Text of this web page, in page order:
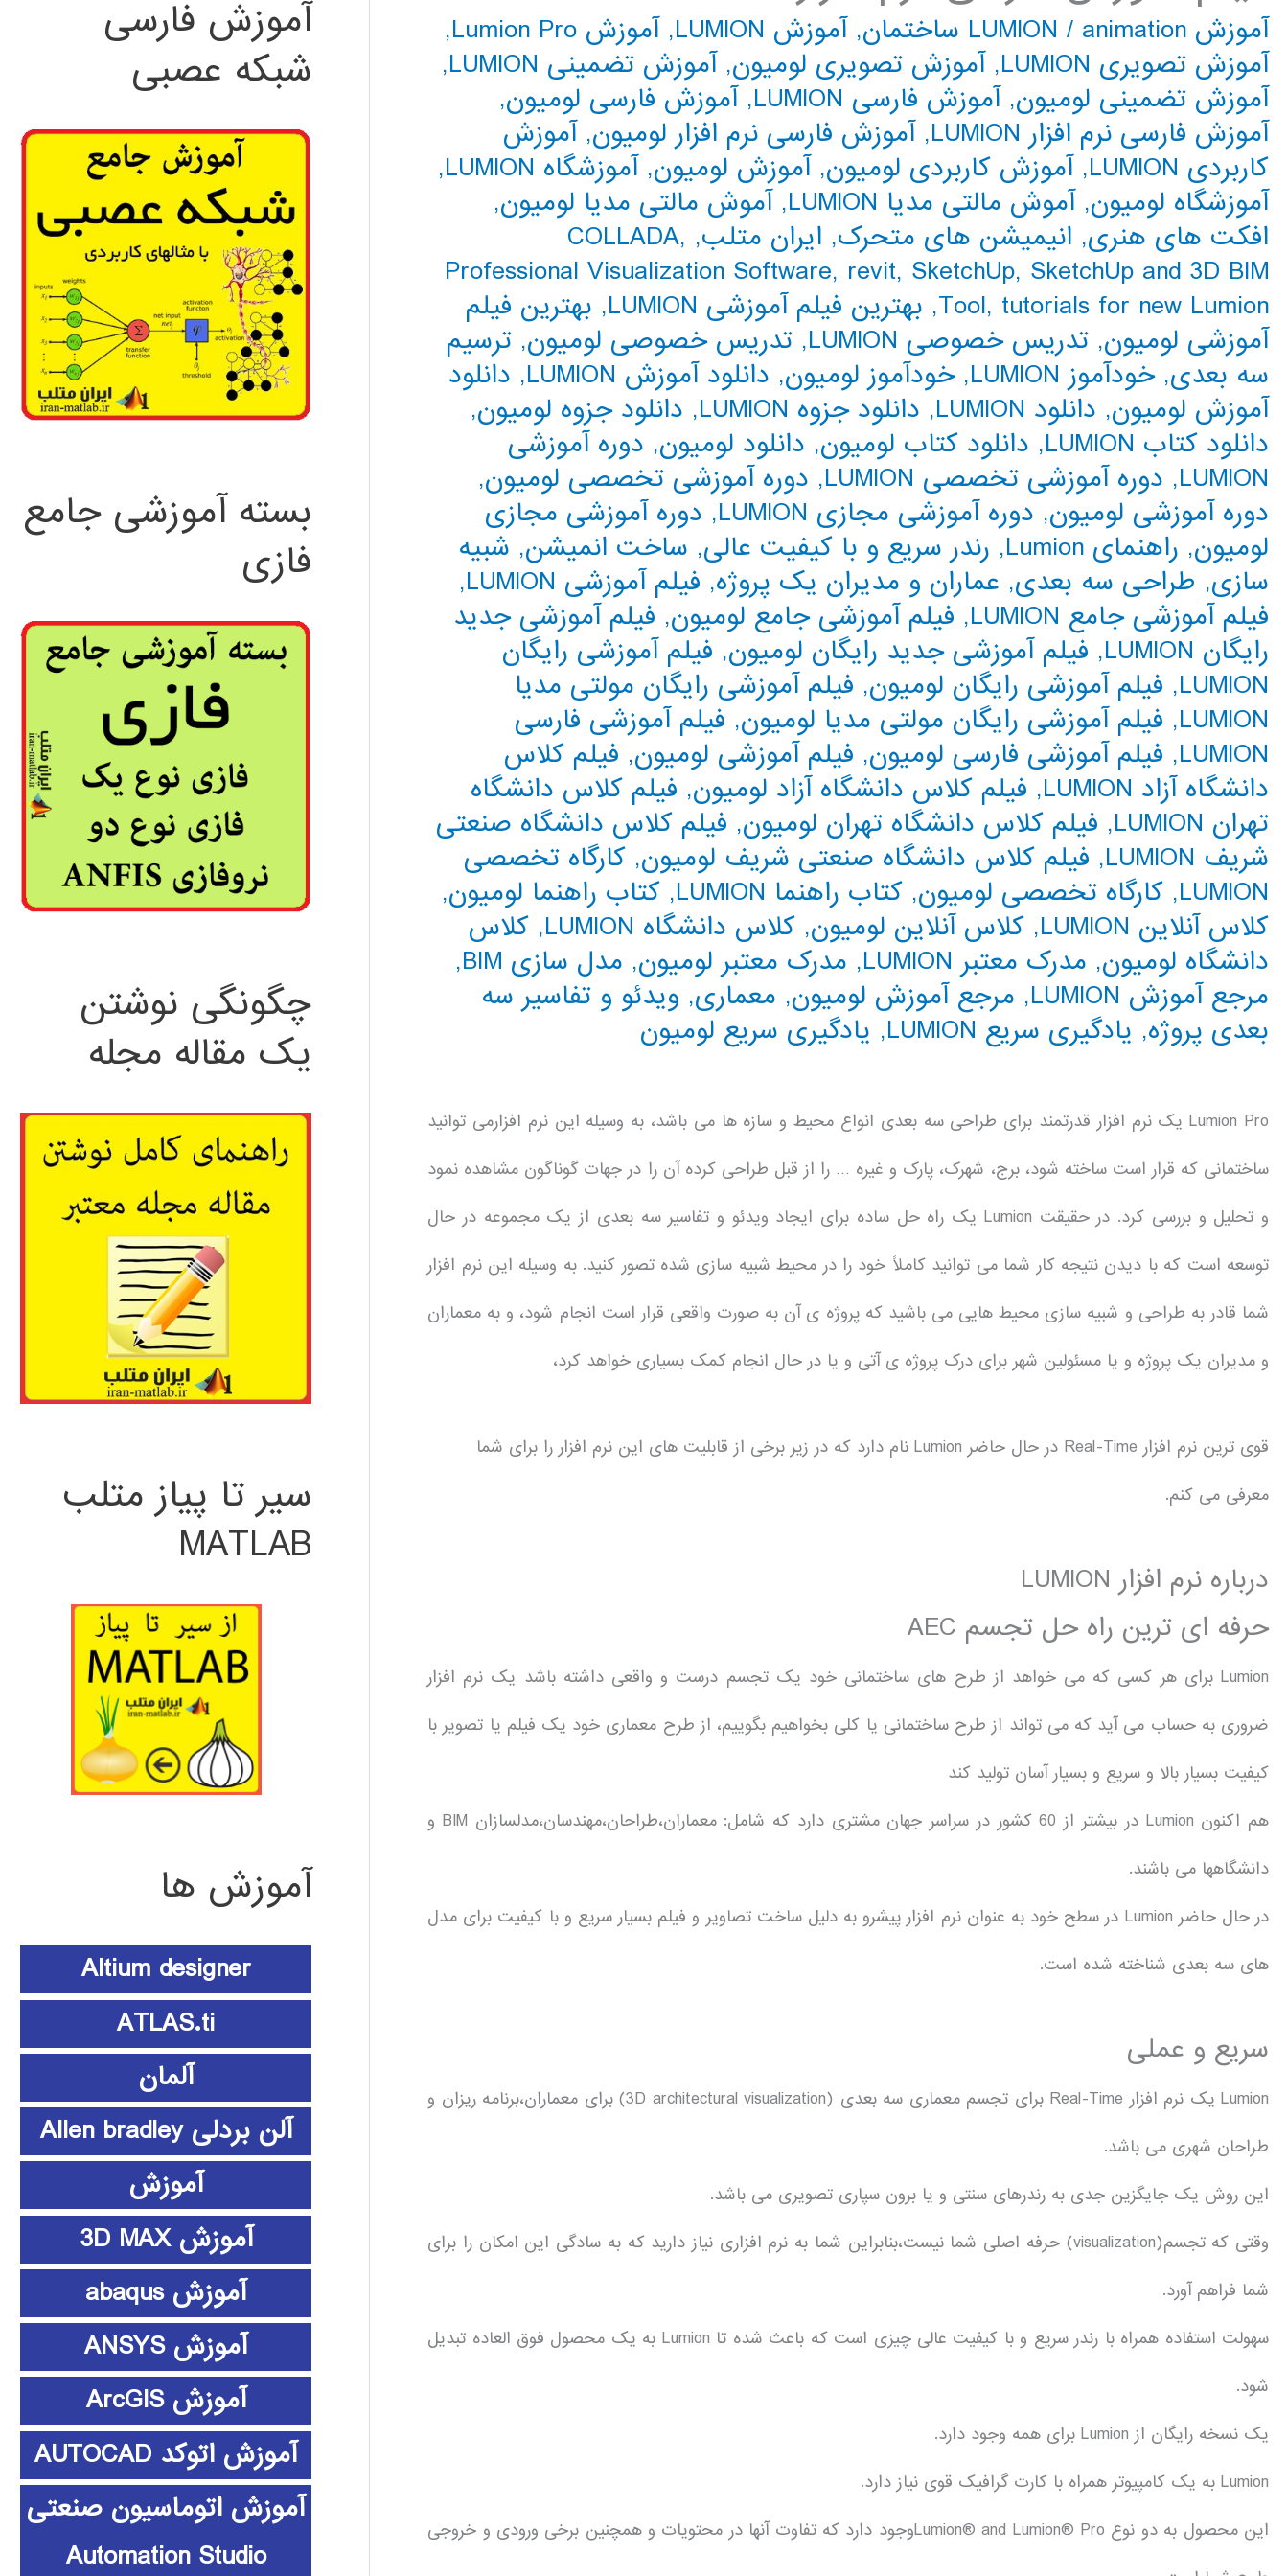
آموزش LUMION / animation ساختمان ,آموزش LUMION ,آموزش Lumion Pro
,
آموزش تصویری LUMION
,آموزش تصویری لومیون,آموزش تضمینی LUMION
,
آموزش تضمینی لومیون,آموزش فارسی LUMION ,آموزش فارسی لومیون,
آموزش فارسی نرم افزار LUMION
,آموزش فارسی نرم افزار لومیون,آموزش
کاربردی LUMION
,آموزش کاربردی لومیون,آموزش لومیون,آموزشگاه LUMION
,
آموزشگاه لومیون,آموش مالتی مدیا LUMION ,آموش مالتی مدیا لومیون,
افکت های هنری, انیمیشن های متحرک, ایران متلب,
COLLADA,
Professional Visualization Software, revit, SketchUp, SketchUp and 3D BIM
Tool, tutorials for new Lumion
, بهترین فیلم آموزشی LUMION , بهترین فیلم
آموزشی لومیون, تدریس خصوصی LUMION , تدریس خصوصی لومیون, ترسیم
سه بعدی,خودآموز LUMION ,خودآموز لومیون, دانلود آموزش LUMION , دانلود
آموزش لومیون, دانلود LUMION , دانلود جزوه LUMION , دانلود جزوه لومیون,
دانلود کتاب LUMION
, دانلود کتاب لومیون, دانلود لومیون, دوره آموزشی
LUMION
, دوره آموزشی تخصصی LUMION , دوره آموزشی تخصصی لومیون,
دوره آموزشی لومیون, دوره آموزشی مجازی LUMION , دوره آموزشی مجازی
لومیون, راهنمای Lumion , رندر سریع و با کیفیت عالی, ساخت انمیشن, شبیه
سازی, طراحی سه بعدی, عماران و مدیران یک پروژه, فیلم آموزشی LUMION
,
فیلم آموزشی جامع LUMION
, فیلم آموزشی جامع لومیون, فیلم آموزشی جدید
رایگان LUMION
, فیلم آموزشی جدید رایگان لومیون, فیلم آموزشی رایگان
LUMION
, فیلم آموزشی رایگان لومیون, فیلم آموزشی رایگان مولتی مدیا
LUMION
, فیلم آموزشی رایگان مولتی مدیا لومیون, فیلم آموزشی فارسی
LUMION
, فیلم آموزشی فارسی لومیون, فیلم آموزشی لومیون, فیلم کلاس
دانشگاه آزاد LUMION
, فیلم کلاس دانشگاه آزاد لومیون, فیلم کلاس دانشگاه
تهران LUMION
, فیلم کلاس دانشگاه تهران لومیون, فیلم کلاس دانشگاه صنعتی
شریف LUMION
, فیلم کلاس دانشگاه صنعتی شریف لومیون, کارگاه تخصصی
LUMION
, کارگاه تخصصی لومیون, کتاب راهنما LUMION , کتاب راهنما لومیون,
کلاس آنلاین LUMION
, کلاس آنلاین لومیون, کلاس دانشگاه LUMION , کلاس
دانشگاه لومیون, مدرک معتبر LUMION , مدرک معتبر لومیون, مدل سازی BIM
,
مرجع آموزش LUMION
, مرجع آموزش لومیون, معماری, ویدئو و تفاسیر سه
بعدی پروژه, یادگیری سریع LUMION , یادگیری سریع لومیون
Lumion Pro یک نرم افزار قدرتمند برای طراحی سه بعدی انواع محیط و سازه ها می باشد، به وسیله این نرم افزارمی توانید
ساختمانی که قرار است ساخته شود، برج، شهرک، پارک و غیره … را از قبل طراحی کرده آن را در جهات گوناگون مشاهده نمود
و تحلیل و بررسی کرد. در حقیقت Lumion یک راه حل ساده برای ایجاد ویدئو و تفاسیر سه بعدی از یک مجموعه در حال
توسعه است که با دیدن نتیجه کار شما می توانید کاملاً خود را در محیط شبیه سازی شده تصور کنید. به وسیله این نرم افزار
شما قادر به طراحی و شبیه سازی محیط هایی می باشید که پروژه ی آن به صورت واقعی قرار است انجام شود، و به معماران
و مدیران یک پروژه و یا مسئولین شهر برای درک پروژه ی آتی و یا در حال انجام کمک بسیاری خواهد کرد،
قوی ترین نرم افزار Real-Time در حال حاضر Lumion نام دارد که در زیر برخی از قابلیت های این نرم افزار را برای شما
معرفی می کنم.
درباره نرم افزار LUMION
حرفه ای ترین راه حل تجسم AEC
Lumion برای هر کسی که می خواهد از طرح های ساختمانی خود یک تجسم درست و واقعی داشته باشد یک نرم افزار
ضروری به حساب می آید که می تواند از طرح ساختمانی یا کلی بخواهیم بگوییم، از طرح معماری خود یک فیلم یا تصویر با
کیفیت بسیار بالا و سریع و بسیار آسان تولید کند
هم اکنون Lumion در بیشتر از 60 کشور در سراسر جهان مشتری دارد که شامل: معماران،طراحان،مهندسان،مدلسازان BIM و
دانشگاهها می باشند.
در حال حاضر Lumion در سطح خود به عنوان نرم افزار پیشرو به دلیل ساخت تصاویر و فیلم بسیار سریع و با کیفیت برای مدل
های سه بعدی شناخته شده است.
سریع و عملی
Lumion یک نرم افزار Real-Time برای تجسم معماری سه بعدی (3D architectural visualization) برای معماران،برنامه ریزان و
طراحان شهری می باشد.
این روش یک جایگزین جدی به رندرهای سنتی و یا برون سپاری تصویری می باشد.
وقتی که تجسم(visualization) حرفه اصلی شما نیست،بنابراین شما به نرم افزاری نیاز دارید که به سادگی این امکان را برای
شما فراهم آورد.
سهولت استفاده همراه با رندر سریع و با کیفیت عالی چیزی است که باعث شده تا Lumion به یک محصول فوق العاده تبدیل
شود.
یک نسخه رایگان از Lumion برای همه وجود دارد.
Lumion به یک کامپیوتر همراه با کارت گرافیک قوی نیاز دارد.
این محصول به دو نوع Lumion® and Lumion® Proوجود دارد که تفاوت آنها در محتویات و همچنین برخی ورودی و خروجی
آموزش فارسی
شبکه عصبی
بسته آموزشی جامع
فازی
چگونگی نوشتن
یک مقاله مجله
سیر تا پیاز متلب
MATLAB
آموزش ها
Altium designer
ATLAS.ti
آلمان
آلن بردلی Allen bradley
آموزش
آموزش 3D MAX
آموزش abaqus
آموزش ANSYS
آموزش ArcGIS
آموزش اتوکد AUTOCAD
آموزش اتوماسیون صنعتی
Automation Studio